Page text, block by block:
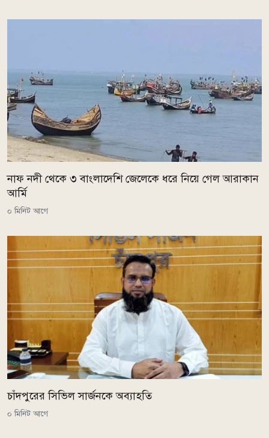
নাফ নদী থেকে ৩ বাংলাদেশি জেলেকে ধরে নিয়ে গেল আরাকান
আর্মি
০ মিনিট আগে
চাঁদপুরের সিভিল সার্জনকে অব্যাহতি
০ মিনিট আগে